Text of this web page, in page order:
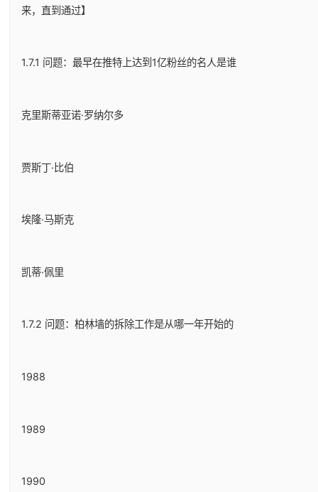
来，直到通过】
1.7.1 问题：最早在推特上达到1亿粉丝的名人是谁
克里斯蒂亚诺·罗纳尔多
贾斯丁·比伯
埃隆·马斯克
凯蒂·佩里
1.7.2 问题：柏林墙的拆除工作是从哪一年开始的
1988
1989
1990